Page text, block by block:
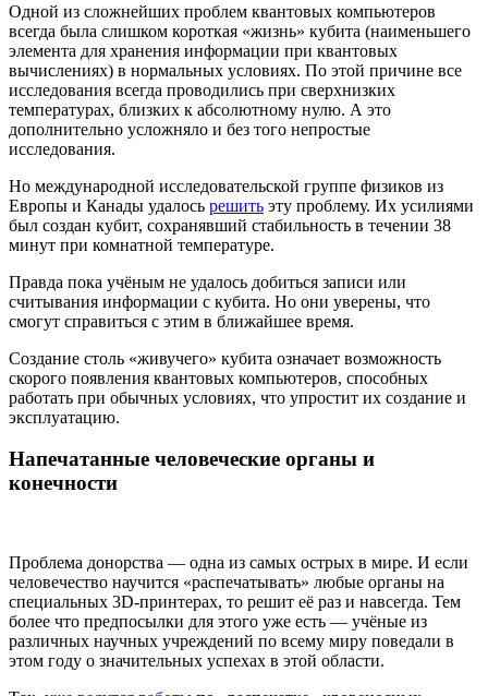
Одной из сложнейших проблем квантовых компьютеров
всегда была слишком короткая «жизнь» кубита (наименьшего
элемента для хранения информации при квантовых
вычислениях) в нормальных условиях. По этой причине все
исследования всегда проводились при сверхнизких
температурах, близких к абсолютному нулю. А это
дополнительно усложняло и без того непростые
исследования.
Но международной исследовательской группе физиков из
Европы и Канады удалось решить эту проблему. Их усилиями
был создан кубит, сохранявший стабильность в течении 38
минут при комнатной температуре.
Правда пока учёным не удалось добиться записи или
считывания информации с кубита. Но они уверены, что
смогут справиться с этим в ближайшее время.
Создание столь «живучего» кубита означает возможность
скорого появления квантовых компьютеров, способных
работать при обычных условиях, что упростит их создание и
эксплуатацию.
Напечатанные человеческие органы и
конечности
Проблема донорства — одна из самых острых в мире. И если
человечество научится «распечатывать» любые органы на
специальных 3D-принтерах, то решит её раз и навсегда. Тем
более что предпосылки для этого уже есть — учёные из
различных научных учреждений по всему миру поведали в
этом году о значительных успехах в этой области.